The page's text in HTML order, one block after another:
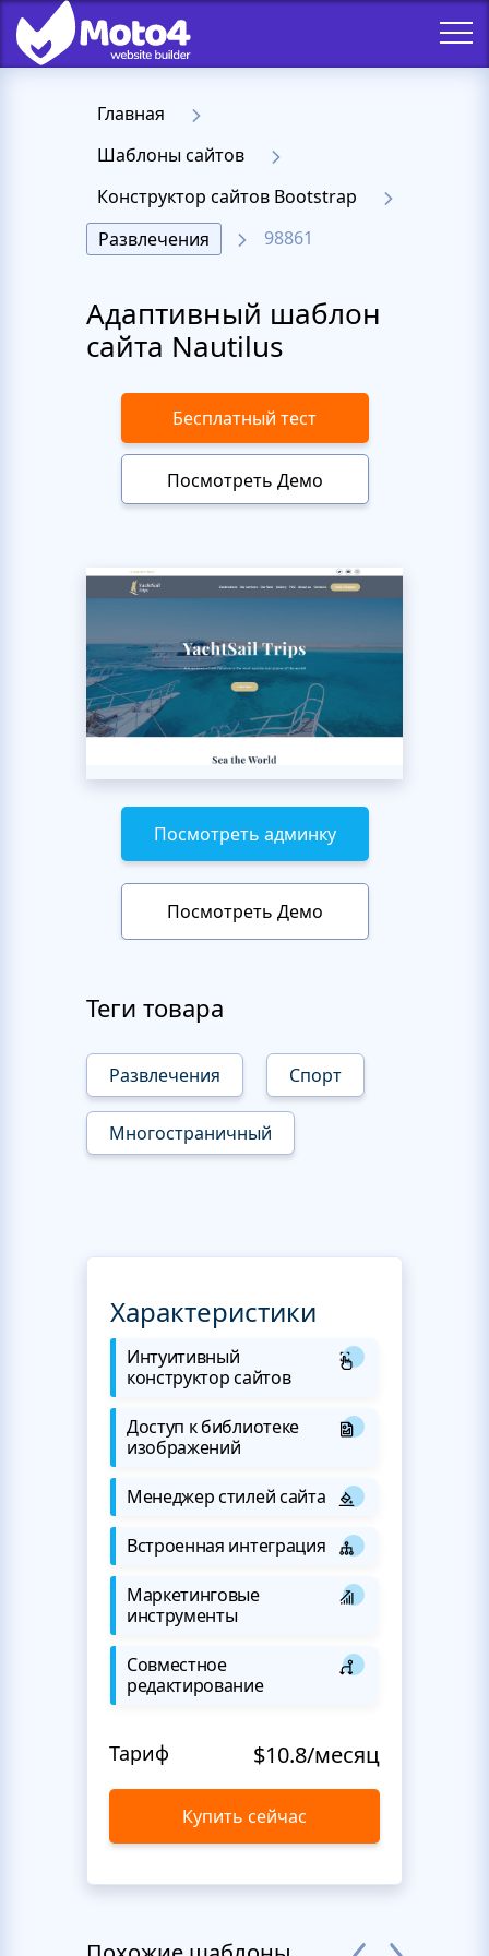
Главная
Шаблоны сайтов
Конструктор сайтов Bootstrap
Развлечения
98861
Адаптивный шаблон
сайта Nautilus
Бесплатный тест
Посмотреть Демо
Посмотреть админку
Посмотреть Демо
Теги товара
Развлечения Спорт
Многостраничный
Характеристики
Интуитивный
конструктор сайтов
Доступ к библиотеке
изображений
Менеджер стилей сайта
Встроенная интеграция
Маркетинговые
инструменты
Совместное
редактирование
Тариф $10.8/месяц
Купить сейчас